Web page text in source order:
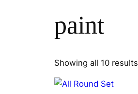
paint
Showing all 10 results